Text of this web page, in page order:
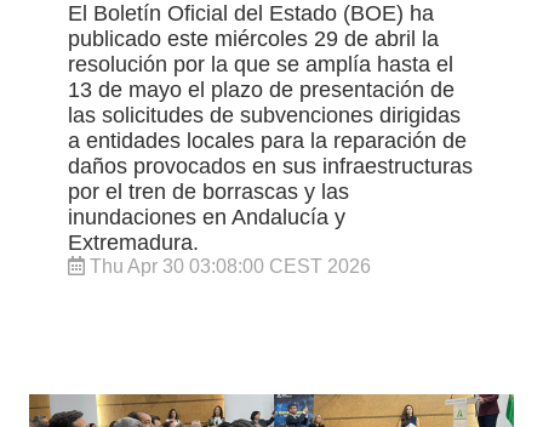
El Boletín Oficial del Estado (BOE) ha
publicado este miércoles 29 de abril la
resolución por la que se amplía hasta el
13 de mayo el plazo de presentación de
las solicitudes de subvenciones dirigidas
a entidades locales para la reparación de
daños provocados en sus infraestructuras
por el tren de borrascas y las
inundaciones en Andalucía y
Extremadura.
Thu Apr 30 03:08:00 CEST 2026